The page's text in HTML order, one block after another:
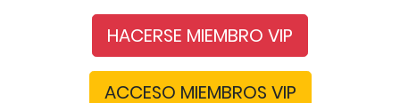
HACERSE MIEMBRO VIP
ACCESO MIEMBROS VIP